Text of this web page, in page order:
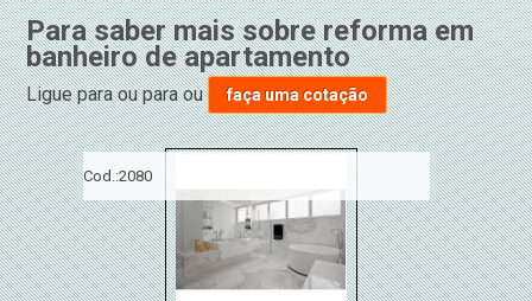
Para saber mais sobre reforma em
banheiro de apartamento
Ligue paraou paraou faça uma cotação
Cod.:2080